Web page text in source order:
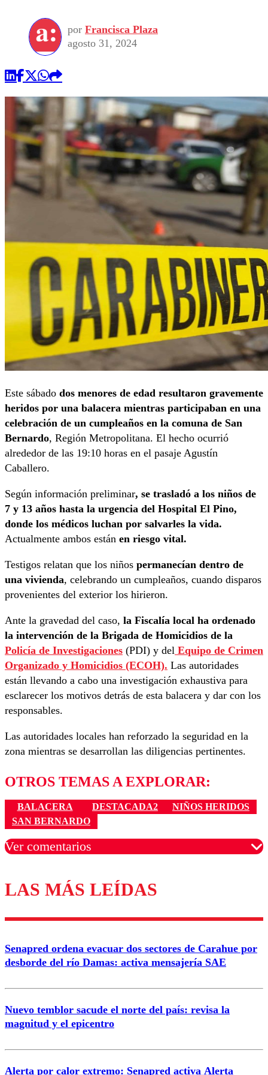
por Francisca Plaza
agosto 31, 2024
Este sábado dos menores de edad resultaron gravemente
heridos por una balacera mientras participaban en una
celebración de un cumpleaños en la comuna de San
Bernardo, Región Metropolitana. El hecho ocurrió
alrededor de las 19:10 horas en el pasaje Agustín
Caballero.
Según información preliminar, se trasladó a los niños de
7 y 13 años hasta la urgencia del Hospital El Pino,
donde los médicos luchan por salvarles la vida.
Actualmente ambos están en riesgo vital.
Testigos relatan que los niños permanecían dentro de
una vivienda, celebrando un cumpleaños, cuando disparos
provenientes del exterior los hirieron.
Ante la gravedad del caso, la Fiscalía local ha ordenado
la intervención de la Brigada de Homicidios de la
Policía de Investigaciones (PDI) y del Equipo de Crimen
Organizado y Homicidios (ECOH). Las autoridades
están llevando a cabo una investigación exhaustiva para
esclarecer los motivos detrás de esta balacera y dar con los
responsables.
Las autoridades locales han reforzado la seguridad en la
zona mientras se desarrollan las diligencias pertinentes.
OTROS TEMAS A EXPLORAR:
BALACERA DESTACADA2
NIÑOS HERIDOS
SAN BERNARDO
Ver comentarios
Los comentarios son moderados para garantizar un
diálogo respetuoso.
Nombre
Correo
LAS MÁS LEÍDAS
Senapred ordena evacuar dos sectores de Carahue por
desborde del río Damas: activa mensajería SAE
Nuevo temblor sacude el norte del país: revisa la
magnitud y el epicentro
Alerta por calor extremo: Senapred activa Alerta